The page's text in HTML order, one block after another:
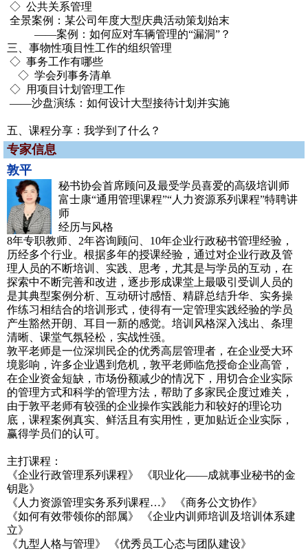
◇ 公共关系管理
全景案例：某公司年度大型庆典活动策划始末
——案例：如何应对车辆管理的“漏洞”？
三、事物性项目性工作的组织管理
◇ 事务工作有哪些
◇ 学会列事务清单
◇ 用项目计划管理工作
——沙盘演练：如何设计大型接待计划并实施
五、课程分享：我学到了什么？
专家信息
敦平
秘书协会首席顾问及最受学员喜爱的高级培训师
富士康“通用管理课程”“人力资源系列课程”特聘讲
师
经历与风格
8年专职教师、2年咨询顾问、10年企业行政秘书管理经验，
历经多个行业。根据多年的授课经验，通过对企业行政及管
理人员的不断培训、实践、思考，尤其是与学员的互动，在
探索中不断完善和改进，逐步形成课堂上最吸引受训人员的
是其典型案例分析、互动研讨感悟、精辟总结升华、实务操
作练习相结合的培训形式，使得有一定管理实践经验的学员
产生豁然开朗、耳目一新的感觉。培训风格深入浅出、条理
清晰、课堂气氛轻松，实战性强。
敦平老师是一位深圳民企的优秀高层管理者，在企业受大环
境影响，许多企业遇到危机，敦平老师临危授命企业高管，
在企业资金短缺，市场份额减少的情况下，用切合企业实际
的管理方式和科学的管理方法，帮助了多家民企度过难关，
由于敦平老师有较强的企业操作实践能力和较好的理论功
底，课程案例真实、鲜活且有实用性，更加贴近企业实际，
赢得学员们的认可。
主打课程：
《企业行政管理系列课程》 《职业化——成就事业秘书的金
钥匙》
《人力资源管理实务系列课程…》 《商务公文协作》
《如何有效带领你的部属》 《企业内训师培训及培训体系建
立》
《九型人格与管理》 《优秀员工心态与团队建设》